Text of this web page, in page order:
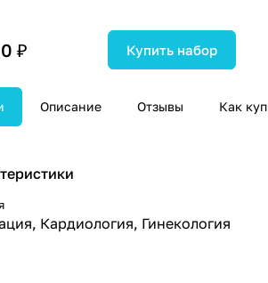
₽ Купить набор
Описание Отзывы Как
Кардиология, Гинекология